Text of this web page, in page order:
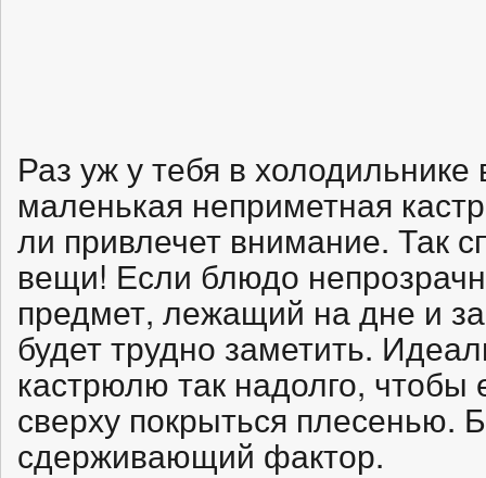
Раз уж у тебя в холодильнике
маленькая неприметная
ли привлечет внимание. Так
вещи! Если блюдо
предмет, лежащий на дне и
будет трудно заметить.
кастрюлю так надолго,
сверху покрыться плесенью.
сдерживающий фактор.